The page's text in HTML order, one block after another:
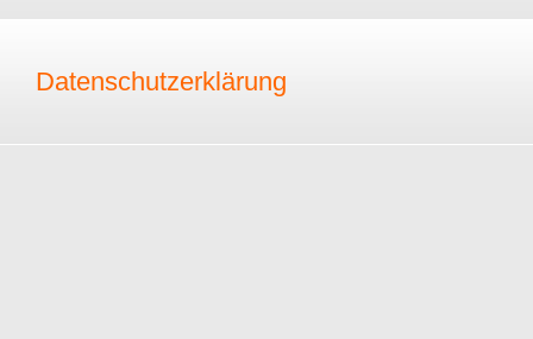
Datenschutzerklärung